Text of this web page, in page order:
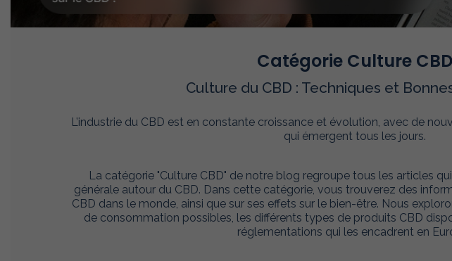
Catégorie Culture CBD
Culture du CBD : Techniques et
L’industrie du CBD est en constante croissance et évolution, avec de
qui émergent tous les jours.
La catégorie "Culture CBD" de notre blog regroupe tous les articles
générale autour du CBD. Dans cette catégorie, vous trouverez des
CBD dans le monde, ainsi que sur ses effets sur le bien-être. Nous
de consommation possibles, les différents types de produits CBD
réglementations qui les encadrent en